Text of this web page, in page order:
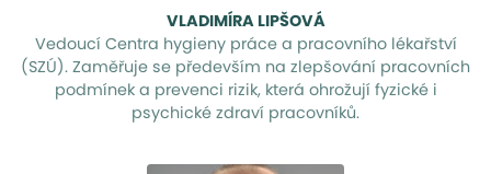
VLADIMÍRA LIPŠOVÁ
Vedoucí Centra hygieny práce a pracovního lékařství
(SZÚ). Zaměřuje se především na zlepšování pracovních
podmínek a prevenci rizik, která ohrožují fyzické i
psychické zdraví pracovníků.